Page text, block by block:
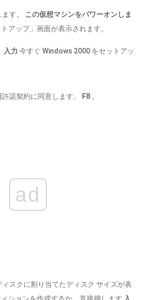
す。 この仮想マシンをパワーオンしま
アップ」画面が表示されます。
入力 今すぐ Windows 2000 をセットアッ
諾契約に同意します。 F8 。
ad
スクに割り当てたディスク サイズが表